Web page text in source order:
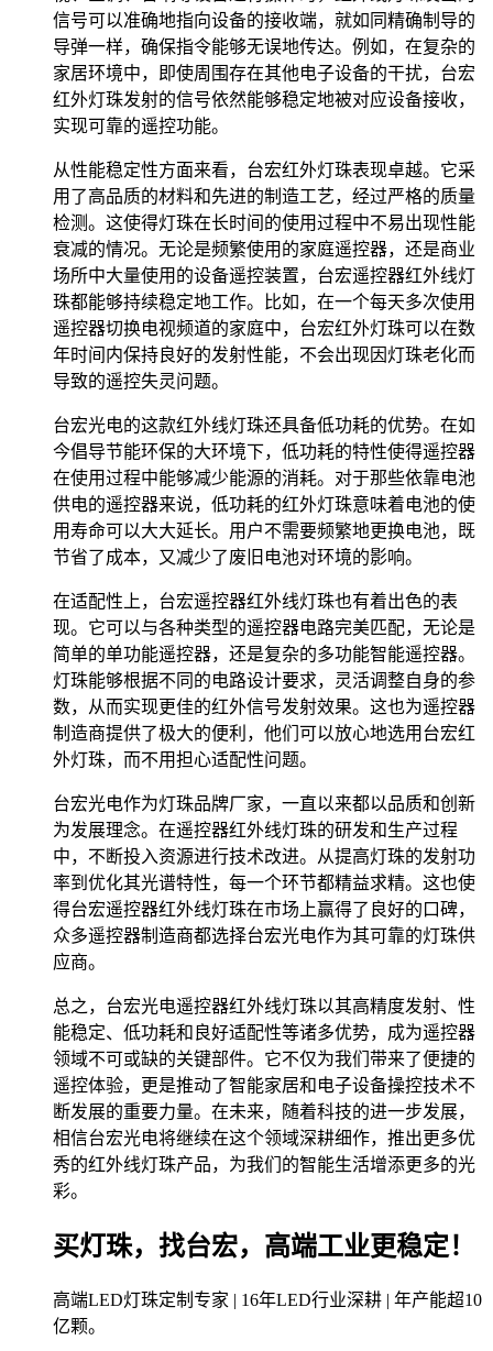
信号可以准确地指向设备的接收端，就如同精确制导的
导弹一样，确保指令能够无误地传达。例如，在复杂的
家居环境中，即使周围存在其他电子设备的干扰，台宏
红外灯珠发射的信号依然能够稳定地被对应设备接收，
实现可靠的遥控功能。
从性能稳定性方面来看，台宏红外灯珠表现卓越。它采
用了高品质的材料和先进的制造工艺，经过严格的质量
检测。这使得灯珠在长时间的使用过程中不易出现性能
衰减的情况。无论是频繁使用的家庭遥控器，还是商业
场所中大量使用的设备遥控装置，台宏遥控器红外线灯
珠都能够持续稳定地工作。比如，在一个每天多次使用
遥控器切换电视频道的家庭中，台宏红外灯珠可以在数
年时间内保持良好的发射性能，不会出现因灯珠老化而
导致的遥控失灵问题。
台宏光电的这款红外线灯珠还具备低功耗的优势。在如
今倡导节能环保的大环境下，低功耗的特性使得遥控器
在使用过程中能够减少能源的消耗。对于那些依靠电池
供电的遥控器来说，低功耗的红外灯珠意味着电池的使
用寿命可以大大延长。用户不需要频繁地更换电池，既
节省了成本，又减少了废旧电池对环境的影响。
在适配性上，台宏遥控器红外线灯珠也有着出色的表
现。它可以与各种类型的遥控器电路完美匹配，无论是
简单的单功能遥控器，还是复杂的多功能智能遥控器。
灯珠能够根据不同的电路设计要求，灵活调整自身的参
数，从而实现更佳的红外信号发射效果。这也为遥控器
制造商提供了极大的便利，他们可以放心地选用台宏红
外灯珠，而不用担心适配性问题。
台宏光电作为灯珠品牌厂家，一直以来都以品质和创新
为发展理念。在遥控器红外线灯珠的研发和生产过程
中，不断投入资源进行技术改进。从提高灯珠的发射功
率到优化其光谱特性，每一个环节都精益求精。这也使
得台宏遥控器红外线灯珠在市场上赢得了良好的口碑，
众多遥控器制造商都选择台宏光电作为其可靠的灯珠供
应商。
总之，台宏光电遥控器红外线灯珠以其高精度发射、性
能稳定、低功耗和良好适配性等诸多优势，成为遥控器
领域不可或缺的关键部件。它不仅为我们带来了便捷的
遥控体验，更是推动了智能家居和电子设备操控技术不
断发展的重要力量。在未来，随着科技的进一步发展，
相信台宏光电将继续在这个领域深耕细作，推出更多优
秀的红外线灯珠产品，为我们的智能生活增添更多的光
彩。
买灯珠，找台宏，高端工业更稳定！
高端LED灯珠定制专家 | 16年LED行业深耕 | 年产能超10
亿颗。